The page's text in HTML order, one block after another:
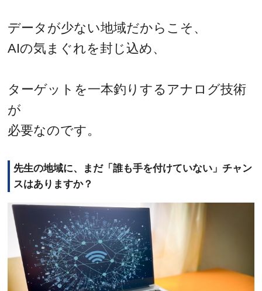
データが少ない地域だからこそ、
AIの気まぐれを封じ込め、
ターゲットを一本釣りするアナログ技術
が
必要なのです。
先生の地域に、まだ「誰も手を付けていない」チャン
スはありますか？